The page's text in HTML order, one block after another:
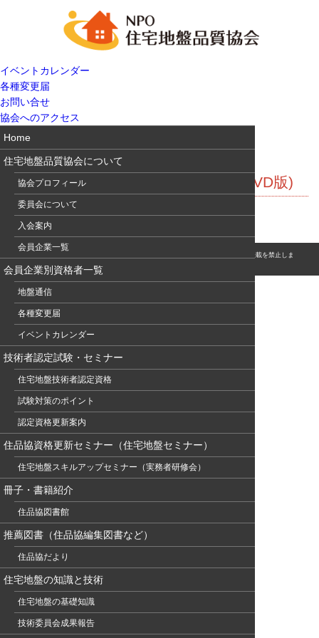
イベントカレンダー
各種変更届
お問い合せ
協会へのアクセス
Home
住宅地盤品質協会について
協会プロフィール
委員会について
入会案内
会員企業一覧
会員企業別資格者一覧
地盤通信
各種変更届
イベントカレンダー
技術者認定試験・セミナー
住宅地盤技術者認定資格
試験対策のポイント
認定資格更新案内
住品協資格更新セミナー（住宅地盤セミナー）
住宅地盤スキルアップセミナー（実務者研修会）
冊子・書籍紹介
住品協図書館
推薦図書（住品協編集図書など）
住品協だより
住宅地盤の知識と技術
住宅地盤の基礎知識
技術委員会成果報告
第45回地盤工学研究発表会講演集(DVD版)
© このホームページの著作権は、NPO 住宅地盤品質協会に属します。無断転用・転載を禁止しま